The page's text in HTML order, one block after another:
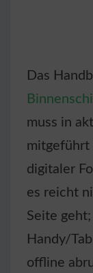
Das
muss in
mitgeführt
digitaler
es reicht
Seite
Handy/
offline